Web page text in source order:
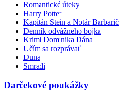
Romantické úteky
Harry Potter
Kapitán Stein a Notár Barbarič
Denník odvážneho bojka
Krimi Dominika Dána
Učím sa rozprávať
Duna
Smradi
Darčekové poukážky